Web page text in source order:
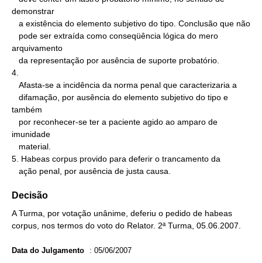
demonstrar
arquivamento
4.
também
imunidade
5. Habeas corpus provido para deferir o trancamento da
   ação penal, por ausência de justa causa.
Decisão
A Turma, por votação unânime, deferiu o pedido de habeas
corpus, nos termos do voto do Relator. 2ª Turma, 05.06.2007.
Data do Julgamento : 05/06/2007